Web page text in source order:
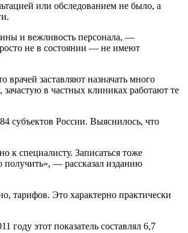
или обследованием не было, а
и вежливость персонала, —
не в состоянии — не имеют
заставляют назначать много
в частных клиниках работают те
субъектов России. Выяснилось, что
к специалисту. Записаться тоже
получить», — рассказал изданию
тарифов. Это характерно практически
этот показатель составлял 6,7